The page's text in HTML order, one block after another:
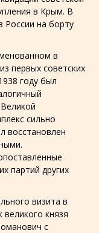
в Крым. В
России на борту
в
первыхсоветских
году был
Великой
сильно
восстановлен
партий других
визита в
великого князя
с